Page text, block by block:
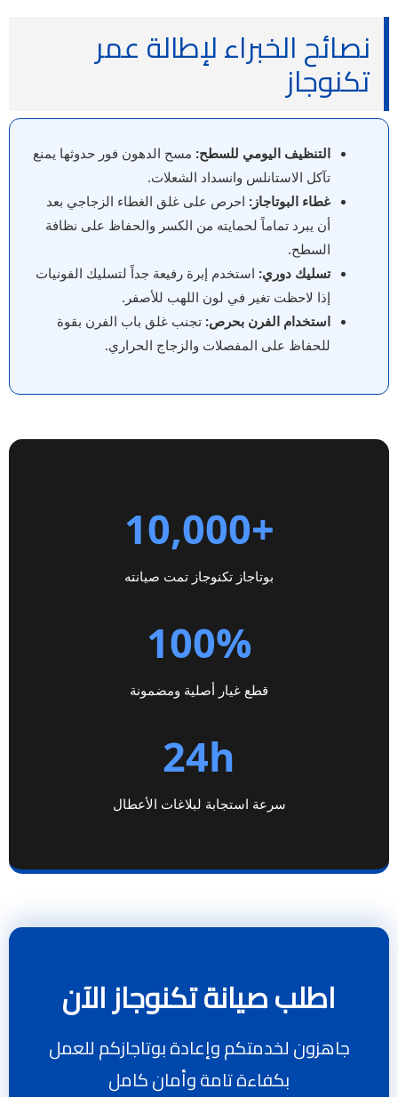
نصائح الخبراء لإطالة عمر
تكنوجاز
التنظيف اليومي للسطح: مسح الدهون فور حدوثها يمنع
تآكل الاستانلس وانسداد الشعلات.
غطاء البوتاجاز: احرص على غلق الغطاء الزجاجي بعد
أن يبرد تماماً لحمايته من الكسر والحفاظ على نظافة
السطح.
تسليك دوري: استخدم إبرة رفيعة جداً لتسليك الفونيات
إذا لاحظت تغير في لون اللهب للأصفر.
استخدام الفرن بحرص: تجنب غلق باب الفرن بقوة
للحفاظ على المفصلات والزجاج الحراري.
+10,000
بوتاجاز تكنوجاز تمت صيانته
100%
قطع غيار أصلية ومضمونة
24h
سرعة استجابة لبلاغات الأعطال
اطلب صيانة تكنوجاز الآن
جاهزون لخدمتكم وإعادة بوتاجازكم للعمل
بكفاءة تامة وأمان كامل